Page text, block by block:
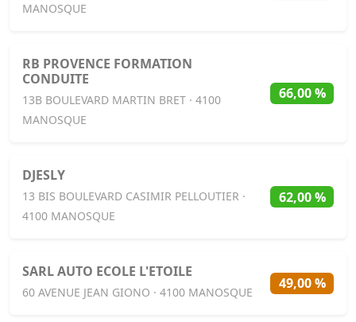
MANOSQUE
RB PROVENCE FORMATION
CONDUITE
13B BOULEVARD MARTIN BRET · 4100
MANOSQUE
66,00 %
DJESLY
13 BIS BOULEVARD CASIMIR PELLOUTIER ·
4100 MANOSQUE
62,00 %
SARL AUTO ECOLE L'ETOILE
60 AVENUE JEAN GIONO · 4100 MANOSQUE
49,00 %